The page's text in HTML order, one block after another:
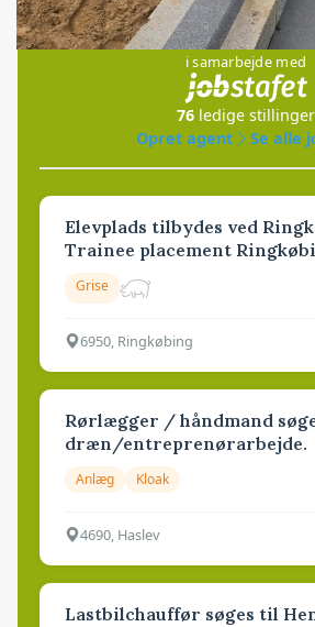
Jobs
i samarbejde med
76 ledige stillinger
Opret agent
Se alle
Elevplads tilbydes ved
Trainee placement
Grise
6950, Ringkøbing
Rørlægger / håndmand
dræn/entreprenørarbejde.
Anlæg Kloak
4690, Haslev
Lastbilchauffør søges til